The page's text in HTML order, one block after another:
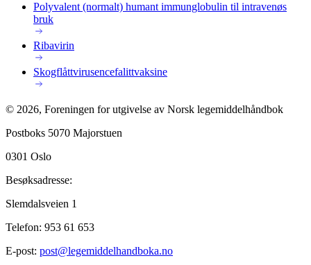
Polyvalent (normalt) humant immunglobulin til intravenøs
bruk
Ribavirin
Skogflåttvirusencefalittvaksine
© 2026, Foreningen for utgivelse av Norsk legemiddelhåndbok
Postboks 5070 Majorstuen
0301 Oslo
Besøksadresse:
Slemdalsveien 1
Telefon: 953 61 653
E-post: post@legemiddelhandboka.no